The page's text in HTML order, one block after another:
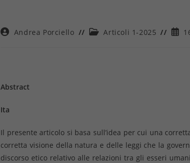
AutoreAndrea Porciello
Categoria
Articoli 1-2025
Abstract
Ita
Il presente articolo si basa sull’idea per cui una
corretta visione della natura e delle leggi che la
discorso etico relativo alle relazioni tra gli esseri